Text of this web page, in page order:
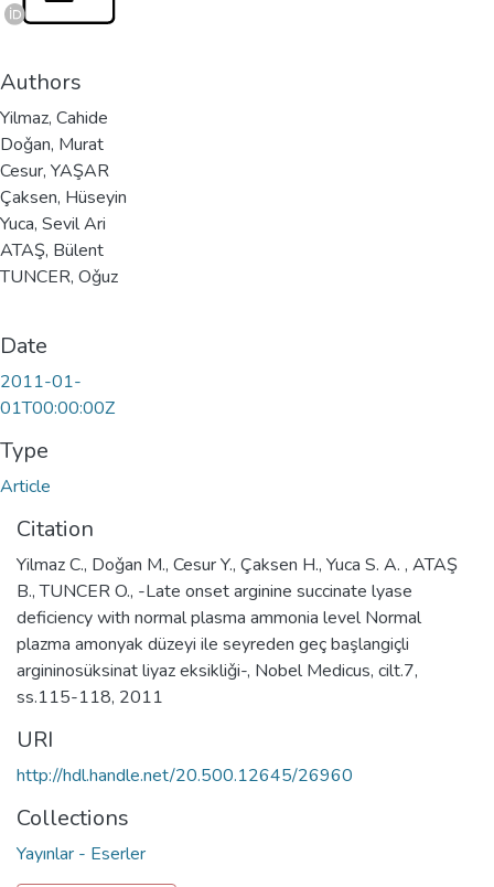
Authors
Yilmaz, Cahide
Doǧan, Murat
Cesur, YAŞAR
Çaksen, Hüseyin
Yuca, Sevil Ari
ATAŞ, Bülent
TUNCER, Oǧuz
Date
2011-01-
01T00:00:00Z
Type
Article
Citation
Yilmaz C., Doǧan M., Cesur Y., Çaksen H., Yuca S. A. , ATAŞ
B., TUNCER O., -Late onset arginine succinate lyase
deficiency with normal plasma ammonia level Normal
plazma amonyak düzeyi ile seyreden geç başlangiçli
argininosüksinat liyaz eksikliǧi-, Nobel Medicus, cilt.7,
ss.115-118, 2011
URI
http://hdl.handle.net/20.500.12645/26960
Collections
Yayınlar - Eserler